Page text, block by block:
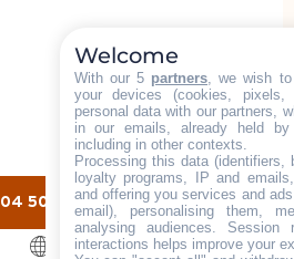
STARTSEITE –
04 50 27 05▒▒
Welcome
With our 5 partners , we wish
your devices (cookies,
personal data with our partners,
in our emails, already held
including in other contexts.
Processing this data (identifiers,
loyalty programs, IP and
and offering you services and
email), personalising them,
analysing audiences.
interactions helps improve your